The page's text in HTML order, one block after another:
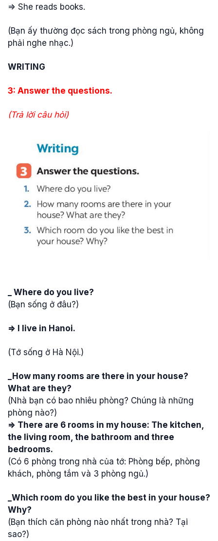
=> She reads books.
(Bạn ấy thường đọc sách trong phòng ngủ, không
phải nghe nhạc.)
WRITING
3: Answer the questions.
(Trả lời câu hỏi)
_ Where do you live?
(Bạn sống ở đâu?)
=> I live in Hanoi.
(Tớ sống ở Hà Nội.)
_How many rooms are there in your house?
What are they?
(Nhà bạn có bao nhiêu phòng? Chúng là những
phòng nào?)
=> There are 6 rooms in my house: The kitchen,
the living room, the bathroom and three
bedrooms.
(Có 6 phòng trong nhà của tớ: Phòng bếp, phòng
khách, phòng tắm và 3 phòng ngủ.)
_Which room do you like the best in your house?
Why?
(Bạn thích căn phòng nào nhất trong nhà? Tại
sao?)